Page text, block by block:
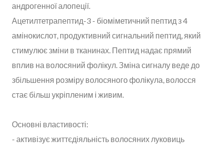
андрогенної алопеції.
Ацетилтетрапептид-3 - біоміметичний пептид з 4
амінокислот, продуктивний сигнальний пептид, який
стимулює зміни в тканинах. Пептид надає прямий
вплив на волосяний фолікул. Зміна сигналу веде до
збільшення розміру волосяного фолікула, волосся
стає більш укріпленим і живим.
Основні властивості:
- активізує життєдіяльність волосяних луковиць